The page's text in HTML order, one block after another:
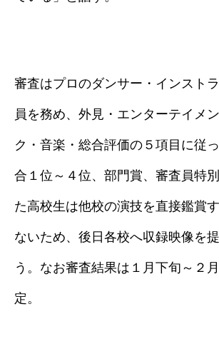
審査はプロのダンサー・インスト
員を務め、外見・エンターテイメ
ク・音楽・総合評価の５項目に従
合１位～４位、部門賞、審査員特
た高校生は他校の演技を直接鑑賞
ないため、後日各校へ収録映像を
う。なお審査結果は１月下旬～２
定。